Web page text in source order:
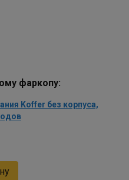
фаркопу:
Koffer без корпуса,